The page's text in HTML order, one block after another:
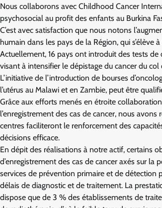
Nous collaborons avec Childhood Cancer
psychosocial au profit des enfants au Burkina
C’est avec satisfaction que nous notons
humain dans les pays de la Région, qui s’élève
Actuellement, 16 pays ont introduit des tests
visant à intensifier le dépistage du cancer du col
L’initiative de l’introduction de bourses
l’utérus au Malawi et en Zambie, peut être
Grâce aux efforts menés en étroite
l’enregistrement des cas de cancer, nous
centres faciliteront le renforcement des
décisions efficace.
En dépit des réalisations à notre actif, certains
d’enregistrement des cas de cancer axés sur
services de prévention primaire et de détection
délais de diagnostic et de traitement. La
dispose que de 3 % des établissements de